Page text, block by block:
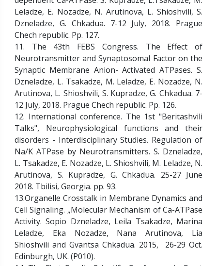
Leladze, E. Nozadze, N. Arutinova, L. Shioshvili, S.
Dzneladze, G. Chkadua. 7-12 July, 2018. Prague
Chech republic. Pp. 127.
11. The 43th FEBS Congress. The Effect of
Neurotransmitter and Synaptosomal Factor on the
Synaptic Membrane Anion- Activated ATPases. S.
Dzneladze, L. Tsakadze, M. Leladze, E. Nozadze, N.
Arutinova, L. Shioshvili, S. Kupradze, G. Chkadua. 7-
12 July, 2018. Prague Chech republic. Pp. 126.
12. International conference. The 1st "Beritashvili
Talks", Neurophysiological functions and their
disorders - Interdisciplinary Studies. Regulation of
Na/K ATPase by Neurotransmitters. S. Dzneladze,
L. Tsakadze, E. Nozadze, L. Shioshvili, M. Leladze, N.
Arutinova, S. Kupradze, G. Chkadua. 25-27 June
2018. Tbilisi, Georgia. pp. 93.
13.Organelle Crosstalk in Membrane Dynamics and
Cell Signaling. „Molecular Mechanism of Ca-ATPase
Activity. Sopio Dzneladze, Leila Tsakadze, Marina
Leladze, Eka Nozadze, Nana Arutinova, Lia
Shioshvili and Gvantsa Chkadua. 2015, 26-29 Oct.
Edinburgh, UK. (P010).